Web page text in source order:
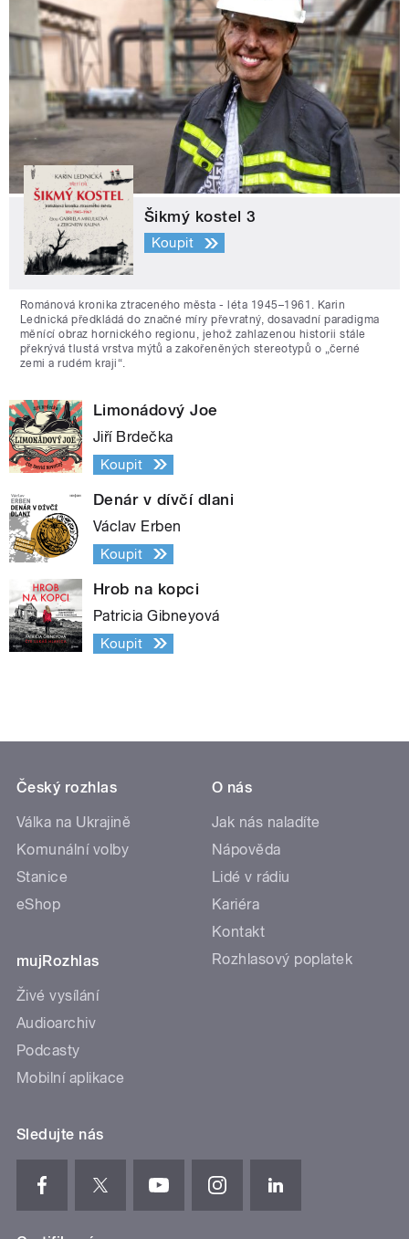
Šikmý kostel 3
Koupit
Románová kronika ztraceného města - léta 1945–1961. Karin
Lednická předkládá do značné míry převratný, dosavadní paradigma
měnící obraz hornického regionu, jehož zahlazenou historii stále
překrývá tlustá vrstva mýtů a zakořeněných stereotypů o „černé
zemi a rudém kraji“.
Limonádový Joe
Jiří Brdečka
Koupit
Denár v dívčí dlani
Václav Erben
Koupit
Hrob na kopci
Patricia Gibneyová
Koupit
Český rozhlas
Válka na Ukrajině
Komunální volby
Stanice
eShop
mujRozhlas
Živé vysílání
Audioarchiv
Podcasty
Mobilní aplikace
O nás
Jak nás naladíte
Nápověda
Lidé v rádiu
Kariéra
Kontakt
Rozhlasový poplatek
Sledujte nás